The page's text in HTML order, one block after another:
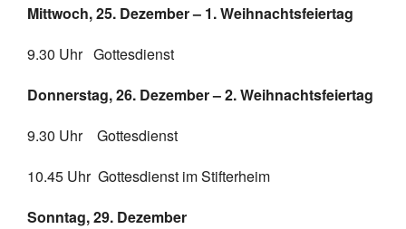
Mittwoch, 25. Dezember – 1. Weihnachtsfeiertag
9.30 Uhr Gottesdienst
Donnerstag, 26. Dezember – 2. Weihnachtsfeiertag
9.30 Uhr Gottesdienst
10.45 Uhr Gottesdienst im Stifterheim
Sonntag, 29. Dezember